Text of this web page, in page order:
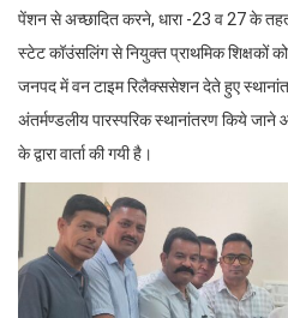
पेंशन से अच्छादित करने, धारा -23 व 27 के
स्टेट कॉउंसलिंग से नियुक्त प्राथमिक शिक्षकों
जनपद में वन टाइम रिलैक्ससेशन देते हुए
अंतर्मण्डलीय पारस्परिक स्थानांतरण किये जाने
के द्वारा वार्ता की गयी है।